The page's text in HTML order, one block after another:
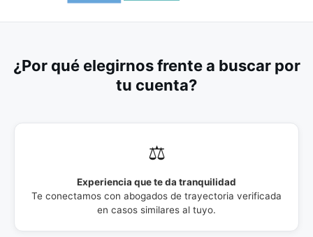
¿Por qué elegirnos frente a buscar por
tu cuenta?
⚖️
Experiencia que te da tranquilidad
Te conectamos con abogados de trayectoria verificada
en casos similares al tuyo.